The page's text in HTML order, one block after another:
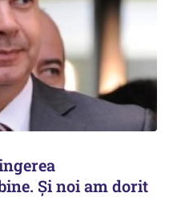
Și noi am dorit